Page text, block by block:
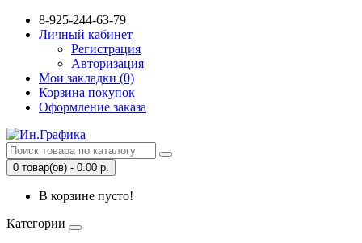
8-925-244-63-79
Личный кабинет
Регистрация
Авторизация
Мои закладки (0)
Корзина покупок
Оформление заказа
0 товар(ов) - 0.00 р.
В корзине пусто!
Категории